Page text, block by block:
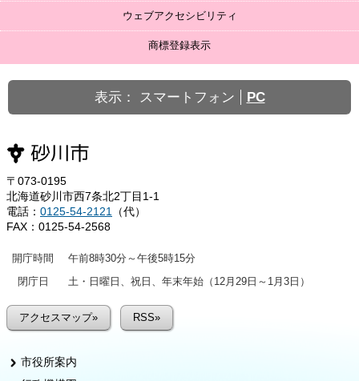
ウェブアクセシビリティ
商標登録表示
表示： スマートフォン PC
〒073-0195
北海道砂川市西7条北2丁目1-1
電話： 0125-54-2121
（代）
FAX：0125-54-2568
開庁時間
午前8時30分～午後5時15分
閉庁日
土・日曜日、祝日、年末年始（12月29日～1月3日）
アクセスマップ» RSS»
市役所案内